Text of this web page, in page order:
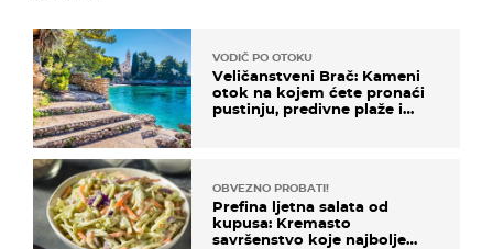
VODIČ PO OTOKU
Veličanstveni Brač: Kameni
otok na kojem ćete pronaći
pustinju, predivne plaže i
OBVEZNO PROBATI!
Prefina ljetna salata od
kupusa: Kremasto
savršenstvo koje najbolje